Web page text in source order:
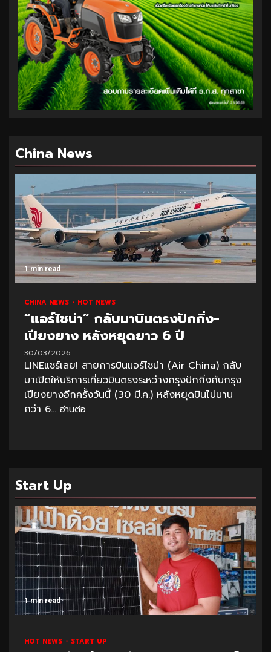
China News
1 min read
CHINA NEWS HOT NEWS
“แอร์ไชน่า” กลับมาบินตรงปักกิ่ง-
เปียงยาง หลังหยุดยาว 6 ปี
30/03/2026
LINEแชร์เลย! สายการบินแอร์ไชน่า (Air China) กลับ
มาเปิดให้บริการเที่ยวบินตรงระหว่างกรุงปักกิ่งกับกรุง
เปียงยางอีกครั้งวันนี้ (30 มี.ค.) หลังหยุดบินไปนาน
กว่า 6... อ่านต่อ
Start Up
1 min read
HOT NEWS START UP